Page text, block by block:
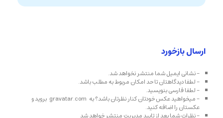
ارسال بازخورد
- نشانی ایمیل شما منتشر نخواهد شد.
- لطفا دیدگاهتان تا حد امکان مربوط به مطلب باشد.
- لطفا فارسی بنویسید.
- میخواهید عکس خودتان کنار نظرتان باشد؟ به gravatar.com بروید و
عکستان را اضافه کنید.
- نظرات شما بعد از تایید مدیریت منتشر خواهد شد